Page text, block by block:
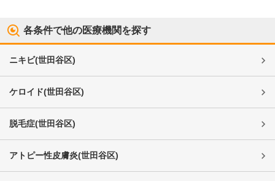
各条件で他の医療機関を探す
ニキビ(世田谷区)
ケロイド(世田谷区)
脱毛症(世田谷区)
アトピー性皮膚炎(世田谷区)